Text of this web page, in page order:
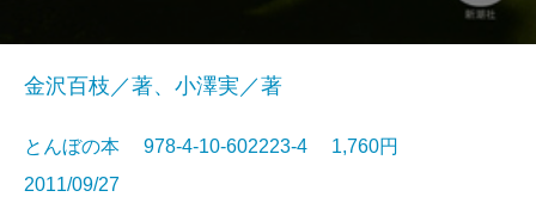
金沢百枝／著、小澤実／著
とんぼの本 978-4-10-602223-4 1,760円
2011/09/27